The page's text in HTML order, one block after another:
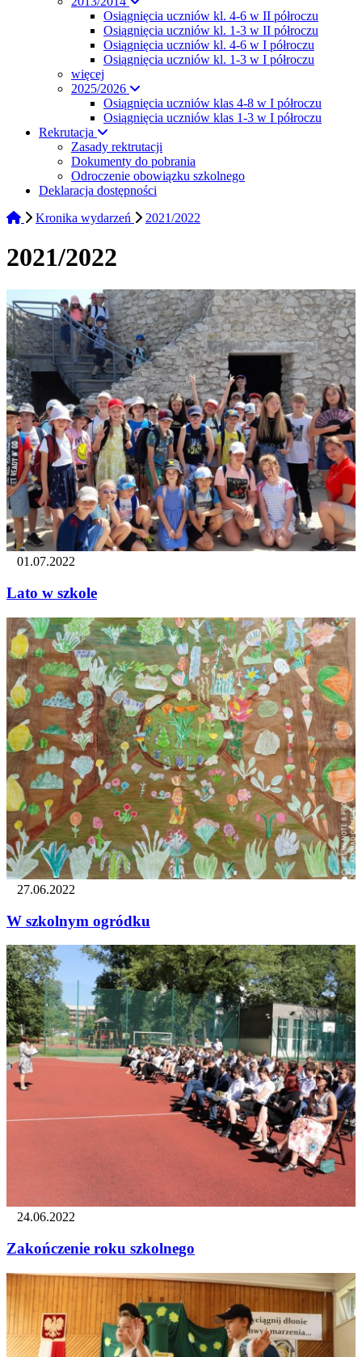
Osiągnięcia uczniów kl. 4-6 w II półroczu
Osiągnięcia uczniów kl. 1-3 w II półroczu
Osiągnięcia uczniów kl. 4-6 w I półroczu
Osiągnięcia uczniów kl. 1-3 w I półroczu
więcej
2025/2026
Osiągnięcia uczniów klas 4-8 w I półroczu
Osiągnięcia uczniów klas 1-3 w I półroczu
Rekrutacja
Zasady rektrutacji
Dokumenty do pobrania
Odroczenie obowiązku szkolnego
Deklaracja dostępności
Kronika wydarzeń
2021/2022
2021/2022
01.07.2022
Lato w szkole
27.06.2022
W szkolnym ogródku
24.06.2022
Zakończenie roku szkolnego